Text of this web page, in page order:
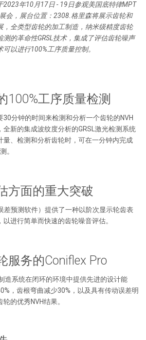
2023年10月17日 - 19日参观美国底特律MPT
会，展台位置：2308.格里森将展示齿轮和
，全类型齿轮的加工制造，纳米级精度齿轮
的革命性GRSL技术，集成了评估齿轮噪声
以进行100%工序质量控制。
100%工序质量检测
分钟的时间来检测和分析一个齿轮的NVH
新的集成波纹度分析的GRSL激光检测系统
量、检测和分析齿轮时，可在一分钟内完成
。
方面的重大突破
差预测软件）提供了一种以阶次显示轮齿表
进行简单而快速的齿轮噪音评估。
服务的Coniflex Pro
造系统在闭环的环境中提供先进的设计能
，齿根弯曲减少30%，以及具有传动误差明
的优秀NVH结果。